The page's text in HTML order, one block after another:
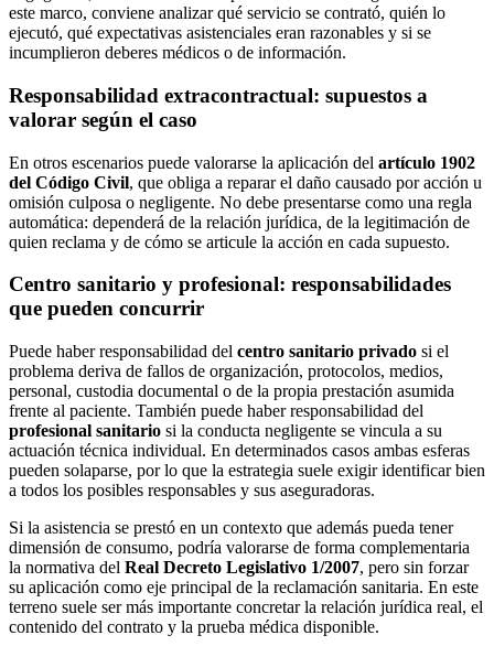
este marco, conviene analizar qué servicio se contrató, quién lo
ejecutó, qué expectativas asistenciales eran razonables y si se
incumplieron deberes médicos o de información.
Responsabilidad extracontractual: supuestos a
valorar según el caso
En otros escenarios puede valorarse la aplicación del artículo 1902
del Código Civil, que obliga a reparar el daño causado por acción u
omisión culposa o negligente. No debe presentarse como una regla
automática: dependerá de la relación jurídica, de la legitimación de
quien reclama y de cómo se articule la acción en cada supuesto.
Centro sanitario y profesional: responsabilidades
que pueden concurrir
Puede haber responsabilidad del centro sanitario privado si el
problema deriva de fallos de organización, protocolos, medios,
personal, custodia documental o de la propia prestación asumida
frente al paciente. También puede haber responsabilidad del
profesional sanitario si la conducta negligente se vincula a su
actuación técnica individual. En determinados casos ambas esferas
pueden solaparse, por lo que la estrategia suele exigir identificar bien
a todos los posibles responsables y sus aseguradoras.
Si la asistencia se prestó en un contexto que además pueda tener
dimensión de consumo, podría valorarse de forma complementaria
la normativa del Real Decreto Legislativo 1/2007, pero sin forzar
su aplicación como eje principal de la reclamación sanitaria. En este
terreno suele ser más importante concretar la relación jurídica real, el
contenido del contrato y la prueba médica disponible.